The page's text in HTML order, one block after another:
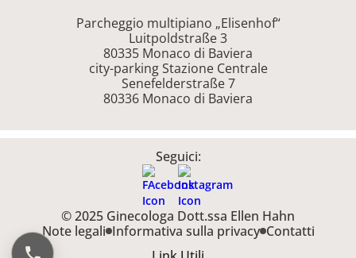
Parcheggio multipiano „Elisenhof“
Luitpoldstraße 3
80335 Monaco di Baviera
city-parking Stazione Centrale
Senefelderstraße 7
80336 Monaco di Baviera
© 2025 Ginecologa Dott.ssa Ellen Hahn
Note legali Informativa sulla privacy Contatti
Seguici: